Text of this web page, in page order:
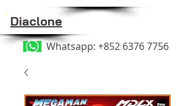
Diaclone
Whatsapp: +852 6376 7756